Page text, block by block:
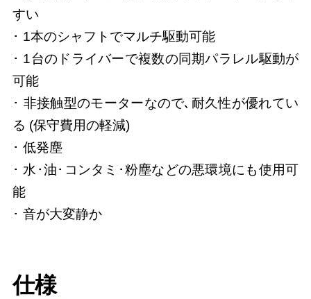
すい
･ 1本のシャフトでマルチ駆動可能
･ 1台のドライバーで複数の同期パラレル駆動が
可能
･ 非接触型のモーターなので､耐久性が優れてい
る (保守費用の軽減)
･ 低発塵
･ 水･油･コンタミ･粉塵などの悪環境にも使用可
能
･ 音が大変静か
仕様